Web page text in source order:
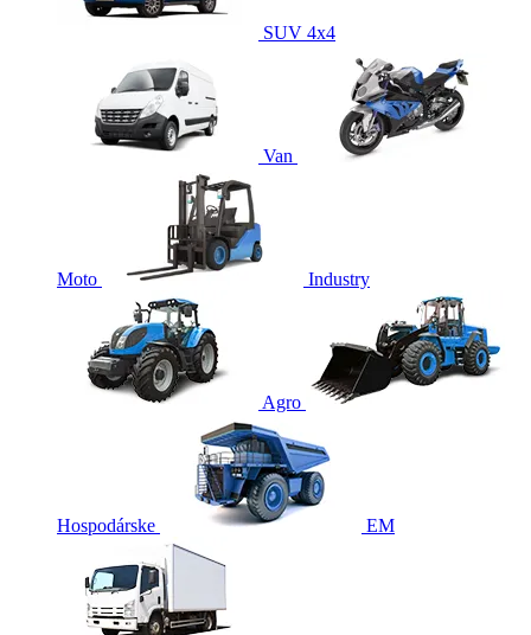
SUV 4x4
Van
Moto Industry
Agro
Hospodárske EM